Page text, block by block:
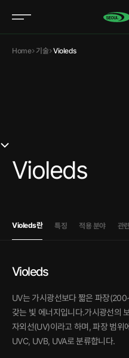
Home 기술 Violeds
Violeds
Violeds란 특징 적용 분야 관
Violeds
UV는 가시광선보다 짧은 파장
갖는 빛 에너지입니다.가시광선의
자외선(UV)이라고 하며, 파장 범위
UVC, UVB, UVA로 분류합니다.